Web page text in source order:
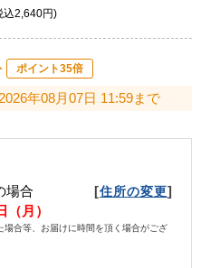
込2,640円)
ポイント35倍
年08月07日 11:59まで
場合 [住所の変更]
月）
合等、お届けに時間を頂く場合がござ